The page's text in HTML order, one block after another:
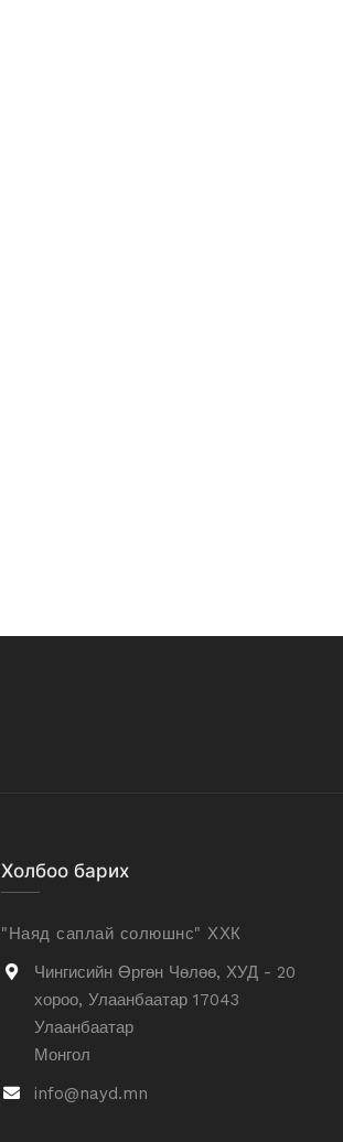
Холбоо барих
"Наяд саплай солюшнс" ХХК
Чингисийн Өргөн Чөлөө, ХУД - 20
хороо, Улаанбаатар 17043
Улаанбаатар
Монгол
info@nayd.mn